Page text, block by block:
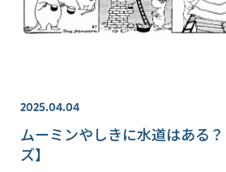
2025.04.04
ムーミンやしきに水道はある
ズ】